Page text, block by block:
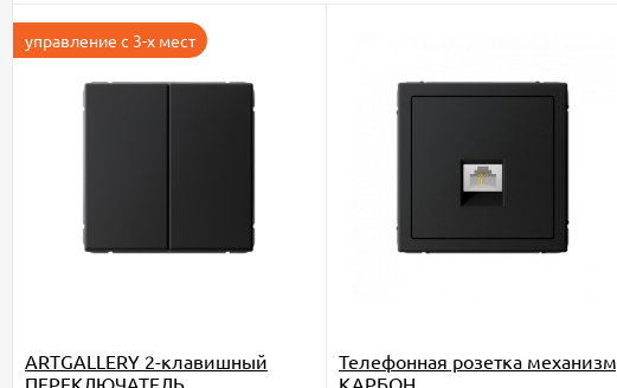
управление с 3-х мест
ARTGALLERY 2-клавишный
ПЕРЕКЛЮЧАТЕЛЬ,
Телефонная розетка механизм,
КАРБОН